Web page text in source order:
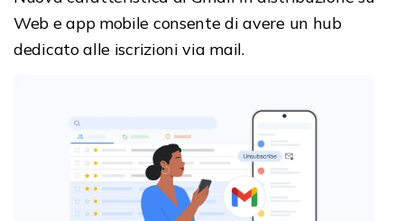
Web e app mobile consente di avere un hub
dedicato alle iscrizioni via mail.